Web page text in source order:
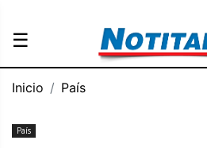
☰
Inicio País
País